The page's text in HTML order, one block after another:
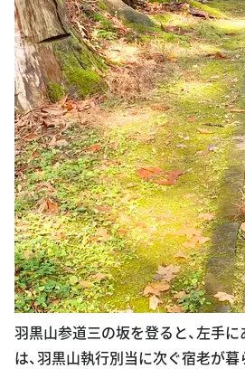
羽黒山参道三の坂を登ると、左手に
は、羽黒山執行別当に次ぐ宿老が